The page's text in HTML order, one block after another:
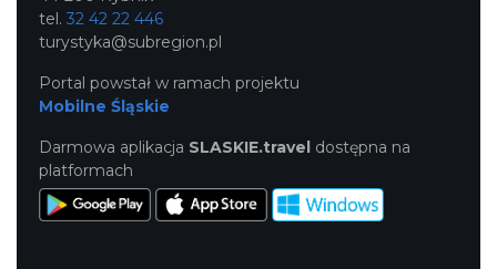
tel. 32 42 22 446
turystyka@subregion.pl
Portal powstał w ramach projektu
Mobilne Śląskie
Darmowa aplikacja SLASKIE.travel dostępna na
platformach